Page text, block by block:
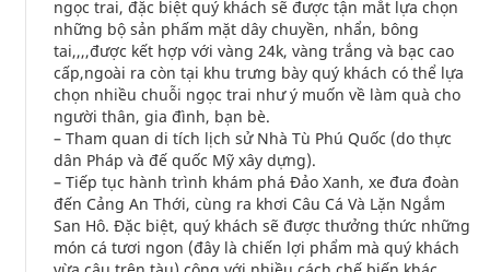
ngọc trai, đặc biệt quý khách sẽ được tận mắt lựa chọn
những bộ sản phấm mặt dây chuyền, nhẩn, bông
tai,,,,được kết hợp với vàng 24k, vàng trắng và bạc cao
cấp,ngoài ra còn tại khu trưng bày quý khách có thể lựa
chọn nhiều chuỗi ngọc trai như ý muốn về làm quà cho
người thân, gia đình, bạn bè.
– Tham quan di tích lịch sử Nhà Tù Phú Quốc (do thực
dân Pháp và đế quốc Mỹ xây dựng).
– Tiếp tục hành trình khám phá Đảo Xanh, xe đưa đoàn
đến Cảng An Thới, cùng ra khơi Câu Cá Và Lặn Ngắm
San Hô. Đặc biệt, quý khách sẽ được thưởng thức những
món cá tươi ngon (đây là chiến lợi phẩm mà quý khách